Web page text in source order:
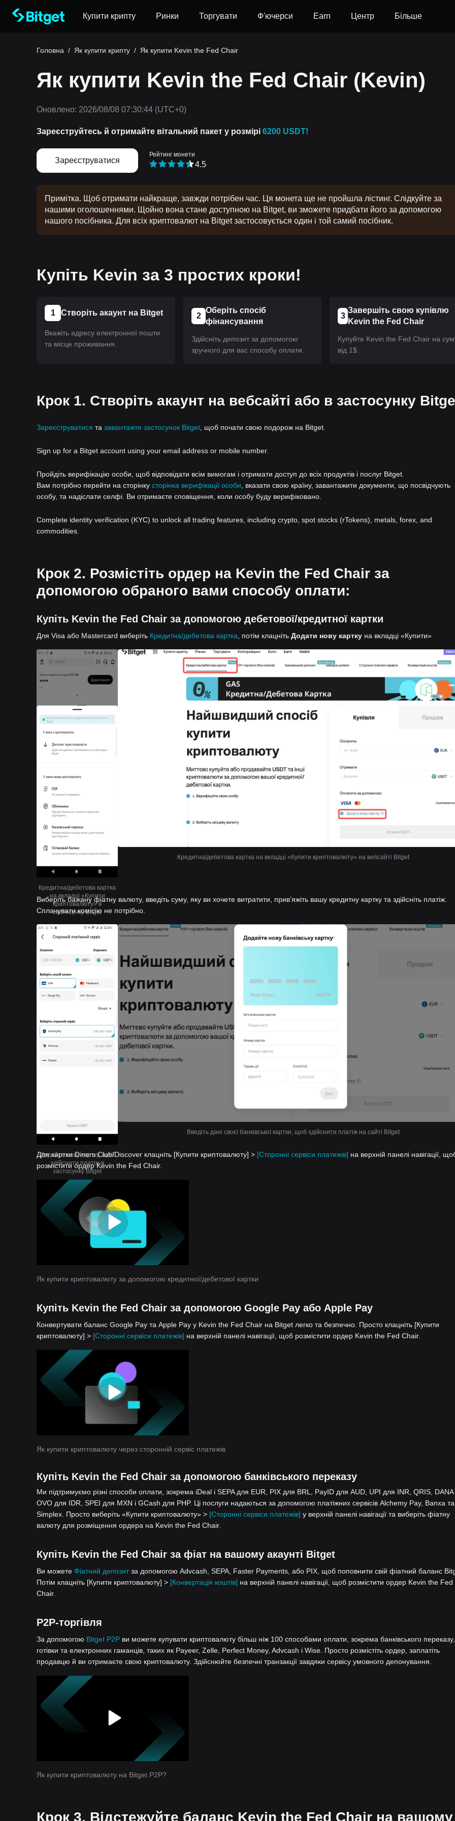
Купити крипту Ринки Торгувати Ф'ючерси Earn Центр Більше
Головна / Як купити крипту / Як купити Kevin the Fed Chair
Як купити Kevin the Fed Chair (Kevin)
Оновлено: 2026/08/08 07:30:44 (UTC+0)
Зареєструйтесь й отримайте вітальний пакет у розмірі 6200 USDT!
Зареєструватися
Рейтинг монети
4.5
Примітка. Щоб отримати найкраще, завжди потрібен час. Ця монета ще не пройшла лістинг. Слідкуйте за
нашими оголошеннями. Щойно вона стане доступною на Bitget, ви зможете придбати його за допомогою
нашого посібника. Для всіх криптовалют на Bitget застосовується один і той самий посібник.
Купіть Kevin за 3 простих кроки!
1 Створіть акаунт на Bitget
Вкажіть адресу електронної пошти
та місце проживання.
2
Оберіть спосіб
фінансування
Здійсніть депозит за допомогою
зручного для вас способу оплати.
3
Завершіть свою купівлю
Kevin the Fed Chair
Купуйте Kevin the Fed Chair на
від 1$.
Крок 1. Створіть акаунт на вебсайті або в застосунку
Зареєструватися та завантажте застосунок Bitget , щоб почати свою подорож на Bitget.
Sign up for a Bitget account using your email address or mobile number.
Пройдіть верифікацію особи, щоб відповідати всім вимогам і отримати доступ до всіх продуктів і послуг Bitget.
Вам потрібно перейти на сторінку сторінка верифікації особи , вказати свою країну, завантажити документи, що посвідчують
особу, та надіслати селфі. Ви отримаєте сповіщення, коли особу буду верифіковано.
Complete identity verification (KYC) to unlock all trading features, including crypto, spot stocks (rTokens), metals, forex, and
commodities.
Крок 2. Розмістіть ордер на Kevin the Fed Chair за
допомогою обраного вами способу оплати:
Купіть Kevin the Fed Chair за допомогою дебетової/кредитної картки
Для Visa або Mastercard виберіть Кредитна/дебетова картка , потім клацніть Додати нову картку на вкладці «Купити»
Кредитна/дебетова картка
на вкладці «Купити
криптовалюту» в
застосунку Bitget
Кредитна/дебетова картка на вкладці «Купити криптовалюту» на вебсайті Bitget
Виберіть бажану фіатну валюту, введіть суму, яку ви хочете витратити, привʼяжіть вашу кредитну картку та здійсніть платіж.
Сплачувати комісію не потрібно.
Додайте нову картку, щоб
здійснити платіж в
застосунку Bitget
Введіть дані своєї банківської картки, щоб здійснити платіж на сайті Bitget
Для картки Diners Club/Discover клацніть [Купити криптовалюту] > [Сторонні сервіси платежів] на верхній панелі навігації,
розмістити ордер Kevin the Fed Chair.
Як купити криптовалюту за допомогою кредитної/дебетової картки
Купіть Kevin the Fed Chair за допомогою Google Pay або Apple Pay
Конвертувати баланс Google Pay та Apple Pay у Kevin the Fed Chair на Bitget легко та безпечно. Просто клацніть [Купити
криптовалюту] > [Сторонні сервіси платежів] на верхній панелі навігації, щоб розмістити ордер Kevin the Fed Chair.
Як купити криптовалюту через сторонній сервіс платежів
Купіть Kevin the Fed Chair за допомогою банківського переказу
Ми підтримуємо різні способи оплати, зокрема iDeal і SEPA для EUR, PIX для BRL, PayID для AUD, UPI для INR, QRIS, DANA
OVO для IDR, SPEI для MXN і GCash для PHP. Ці послуги надаються за допомогою платіжних сервісів Alchemy Pay, Banxa та
Simplex. Просто виберіть «Купити криптовалюту» > [Сторонні сервіси платежів] у верхній панелі навігації та виберіть фіатну
валюту для розміщення ордера на Kevin the Fed Chair.
Купіть Kevin the Fed Chair за фіат на вашому акаунті Bitget
Ви можете Фіатний депозитза допомогою Advcash, SEPA, Faster Payments, або PIX, щоб поповнити свій фіатний баланс
Потім клацніть [Купити криптовалюту] > [Конвертація коштів] на верхній панелі навігації, щоб розмістити ордер Kevin the Fed
Chair.
P2P-торгівля
За допомогою Bitget P2P ви можете купувати криптовалюту більш ніж 100 способами оплати, зокрема банківського переказу,
готівки та електронних гаманців, таких як Payeer, Zelle, Perfect Money, Advcash і Wise. Просто розмістіть ордер, заплатіть
продавцю й ви отримаєте свою криптовалюту. Здійснюйте безпечні транзакції завдяки сервісу умовного депонування.
Як купити криптовалюту на Bitget P2P?
Крок 3. Відстежуйте баланс Kevin the Fed Chair на вашому